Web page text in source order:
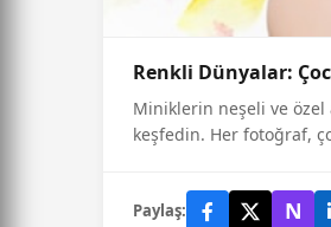
Renkli Dünyalar:
Miniklerin neşeli ve
keşfedin. Her fotoğraf,
Paylaş: N